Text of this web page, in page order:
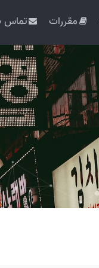
مقررات تماس